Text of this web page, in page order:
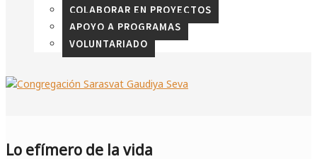
COLABORAR EN PROYECTOS
APOYO A PROGRAMAS
VOLUNTARIADO
Lo efímero de la vida